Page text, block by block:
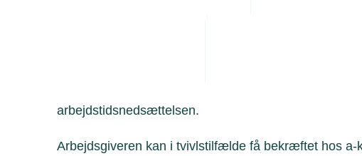
en lønmodtager for lønmodtagerens 1. og
arbejdstidsnedsættelsen.
Arbejdsgiveren kan i tvivlstilfælde få bekræftet hos a-